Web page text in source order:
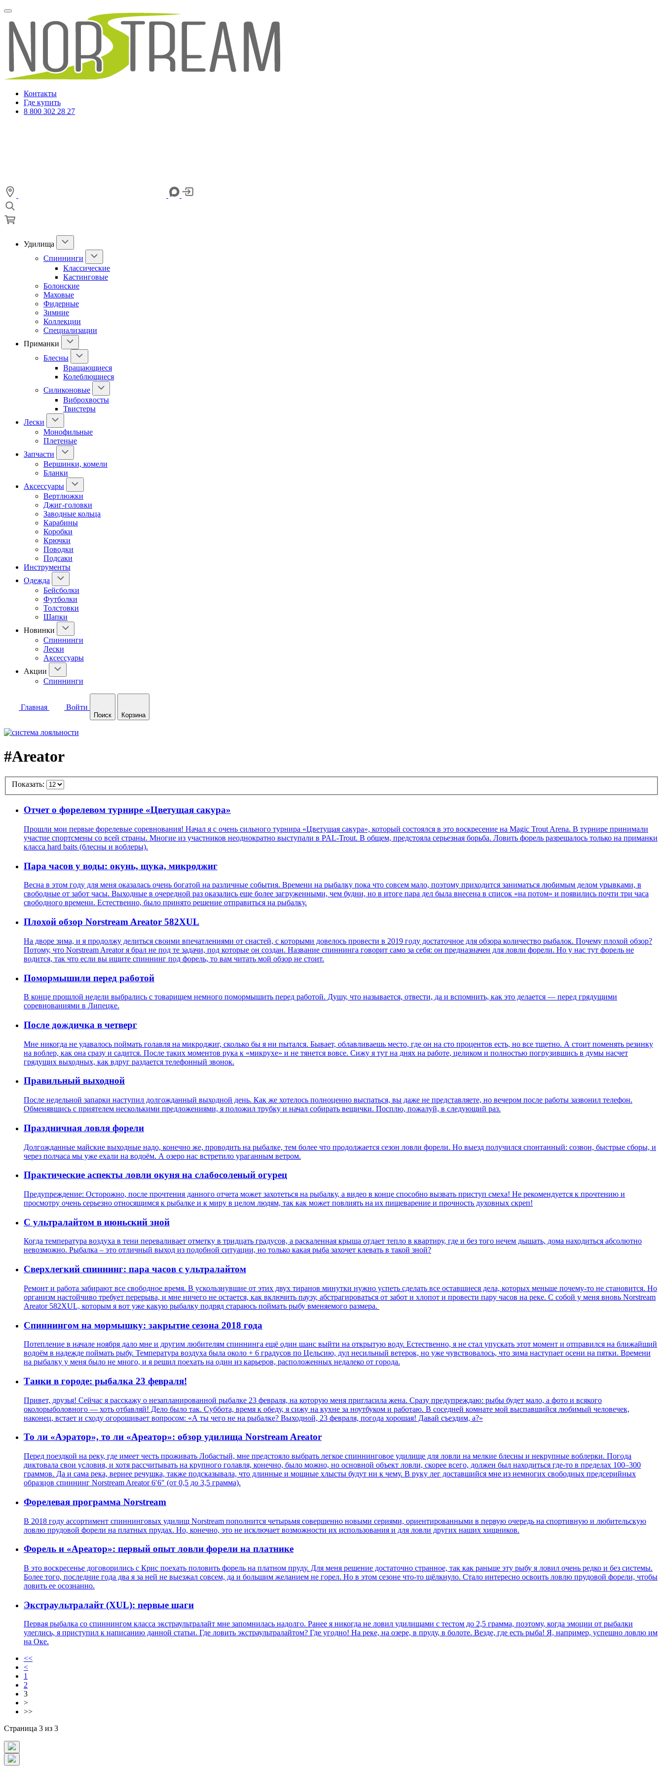
Контакты
Где купить
8 800 302 28 27
Удилища
Спиннинги
Классические
Кастинговые
Болонские
Маховые
Фидерные
Зимние
Коллекции
Специализации
Приманки
Блесны
Вращающиеся
Колеблющиеся
Силиконовые
Виброхвосты
Твистеры
Лески
Монофильные
Плетеные
Запчасти
Вершинки, комели
Бланки
Аксессуары
Вертлюжки
Джиг-головки
Заводные кольца
Карабины
Коробки
Крючки
Поводки
Подсаки
Инструменты
Одежда
Бейсболки
Футболки
Толстовки
Шапки
Новинки
Спиннинги
Лески
Аксессуары
Акции
Спиннинги
Главная Войти
Поиск Корзина
#Areator
Показать:
Отчет о форелевом турнире «Цветущая сакура»
Прошли мои первые форелевые соревнования! Начал я с очень сильного турнира «Цветущая сакура», который состоялся в это воскресение на Magic Trout Arena. В турнире принимали
участие спортсмены со всей страны. Многие из участников неоднократно выступали в PAL-Trout. В общем, предстояла серьезная борьба. Ловить форель разрешалось только на приманки
класса hard baits (блесны и воблеры).
Пара часов у воды: окунь, щука, микроджиг
Весна в этом году для меня оказалась очень богатой на различные события. Времени на рыбалку пока что совсем мало, поэтому приходится заниматься любимым делом урывками, в
свободные от забот часы. Выходные в очередной раз оказались еще более загруженными, чем будни, но в итоге пара дел была внесена в список «на потом» и появились почти три часа
свободного времени. Естественно, было принято решение отправиться на рыбалку.
Плохой обзор Norstream Areator 582XUL
На дворе зима, и я продолжу делиться своими впечатлениями от снастей, с которыми довелось провести в 2019 году достаточное для обзора количество рыбалок. Почему плохой обзор?
Потому, что Norstream Areator я брал не под те задачи, под которые он создан. Название спиннинга говорит само за себя: он предназначен для ловли форели. Но у нас тут форель не
водится, так что если вы ищите спиннинг под форель, то вам читать мой обзор не стоит.
Помормышили перед работой
В конце прошлой недели выбрались с товарищем немного помормышить перед работой. Душу, что называется, отвести, да и вспомнить, как это делается — перед грядущими
соревнованиями в Липецке.
После дождичка в четверг
Мне никогда не удавалось поймать голавля на микроджиг, сколько бы я ни пытался. Бывает, облавливаешь место, где он на сто процентов есть, но все тщетно. А стоит поменять резинку
на воблер, как она сразу и садится. После таких моментов рука к «микрухе» и не тянется вовсе. Сижу я тут на днях на работе, целиком и полностью погрузившись в думы насчет
грядущих выходных, как вдруг раздается телефонный звонок.
Правильный выходной
После недельной запарки наступил долгожданный выходной день. Как же хотелось полноценно выспаться, вы даже не представляете, но вечером после работы зазвонил телефон.
Обменявшись с приятелем несколькими предложениями, я положил трубку и начал собирать вещички. Посплю, пожалуй, в следующий раз.
Праздничная ловля форели
Долгожданные майские выходные надо, конечно же, проводить на рыбалке, тем более что продолжается сезон ловли форели. Но выезд получился спонтанный: созвон, быстрые сборы, и
через полчаса мы уже ехали на водоём. А озеро нас встретило ураганным ветром.
Практические аспекты ловли окуня на слабосоленый огурец
Предупреждение: Осторожно, после прочтения данного отчета может захотеться на рыбалку, а видео в конце способно вызвать приступ смеха! Не рекомендуется к прочтению и
просмотру очень серьезно относящимся к рыбалке и к миру в целом людям, так как может повлиять на их пищеварение и прочность духовных скреп!
С ультралайтом в июньский зной
Когда температура воздуха в тени переваливает отметку в тридцать градусов, а раскаленная крыша отдает тепло в квартиру, где и без того нечем дышать, дома находиться абсолютно
невозможно. Рыбалка – это отличный выход из подобной ситуации, но только какая рыба захочет клевать в такой зной?
Сверхлегкий спиннинг: пара часов с ультралайтом
Ремонт и работа забирают все свободное время. В ускользнувшие от этих двух тиранов минутки нужно успеть сделать все оставшиеся дела, которых меньше почему-то не становится. Но
организм настойчиво требует перерыва, и мне ничего не остается, как включить паузу, абстрагироваться от забот и хлопот и провести пару часов на реке. С собой у меня вновь Norstream
Areator 582XUL, которым я вот уже какую рыбалку подряд стараюсь поймать рыбу вменяемого размера.
Спиннингом на мормышку: закрытие сезона 2018 года
Потепление в начале ноября дало мне и другим любителям спиннинга ещё один шанс выйти на открытую воду. Естественно, я не стал упускать этот момент и отправился на ближайший
водоём в надежде поймать рыбу. Температура воздуха была около + 6 градусов по Цельсию, дул несильный ветерок, но уже чувствовалось, что зима наступает осени на пятки. Времени
на рыбалку у меня было не много, и я решил поехать на один из карьеров, расположенных недалеко от города.
Танки в городе: рыбалка 23 февраля!
Привет, друзья! Сейчас я расскажу о незапланированной рыбалке 23 февраля, на которую меня пригласила жена. Сразу предупреждаю: рыбы будет мало, а фото и всякого
околорыболовного — хоть отбавляй! Дело было так. Суббота, время к обеду, я сижу на кухне за ноутбуком и работаю. В соседней комнате мой выспавшийся любимый человечек,
наконец, встает и сходу огорошивает вопросом: «А ты чего не на рыбалке? Выходной, 23 февраля, погода хорошая! Давай съездим, а?»
То ли «Аэратор», то ли «Ареатор»: обзор удилища Norstream Areator
Перед поездкой на реку, где имеет честь проживать Лобастый, мне предстояло выбрать легкое спиннинговое удилище для ловли на мелкие блесны и некрупные воблерки. Погода
диктовала свои условия, и хотя рассчитывать на крупного голавля, конечно, было можно, но основной объект ловли, скорее всего, должен был находиться где-то в пределах 100–300
граммов. Да и сама река, вернее речушка, также подсказывала, что длинные и мощные хлысты будут ни к чему. В руку лег доставшийся мне из немногих свободных предсерийных
образцов спиннинг Norstream Areator 6′6″ (от 0,5 до 3,5 грамма).
Форелевая программа Norstream
В 2018 году ассортимент спиннинговых удилищ Norstream пополнится четырьмя совершенно новыми сериями, ориентированными в первую очередь на спортивную и любительскую
ловлю прудовой форели на платных прудах. Но, конечно, это не исключает возможности их использования и для ловли других наших хищников.
Форель и «Ареатор»: первый опыт ловли форели на платнике
В это воскресенье договорились с Крис поехать половить форель на платном пруду. Для меня решение достаточно странное, так как раньше эту рыбу я ловил очень редко и без системы.
Более того, последние года два я за ней не выезжал совсем, да и большим желанием не горел. Но в этом сезоне что-то щёлкнуло. Стало интересно освоить ловлю прудовой форели, чтобы
ловить ее осознанно.
Экстраультралайт (XUL): первые шаги
Первая рыбалка со спиннингом класса экстраультралайт мне запомнилась надолго. Ранее я никогда не ловил удилищами с тестом до 2,5 грамма, поэтому, когда эмоции от рыбалки
улеглись, я приступил к написанию данной статьи. Где ловить экстраультралайтом? Где угодно! На реке, на озере, в пруду, в болоте. Везде, где есть рыба! Я, например, успешно ловлю им
на Оке.
<<
<
1
2
3
>
>>
Страница 3 из 3